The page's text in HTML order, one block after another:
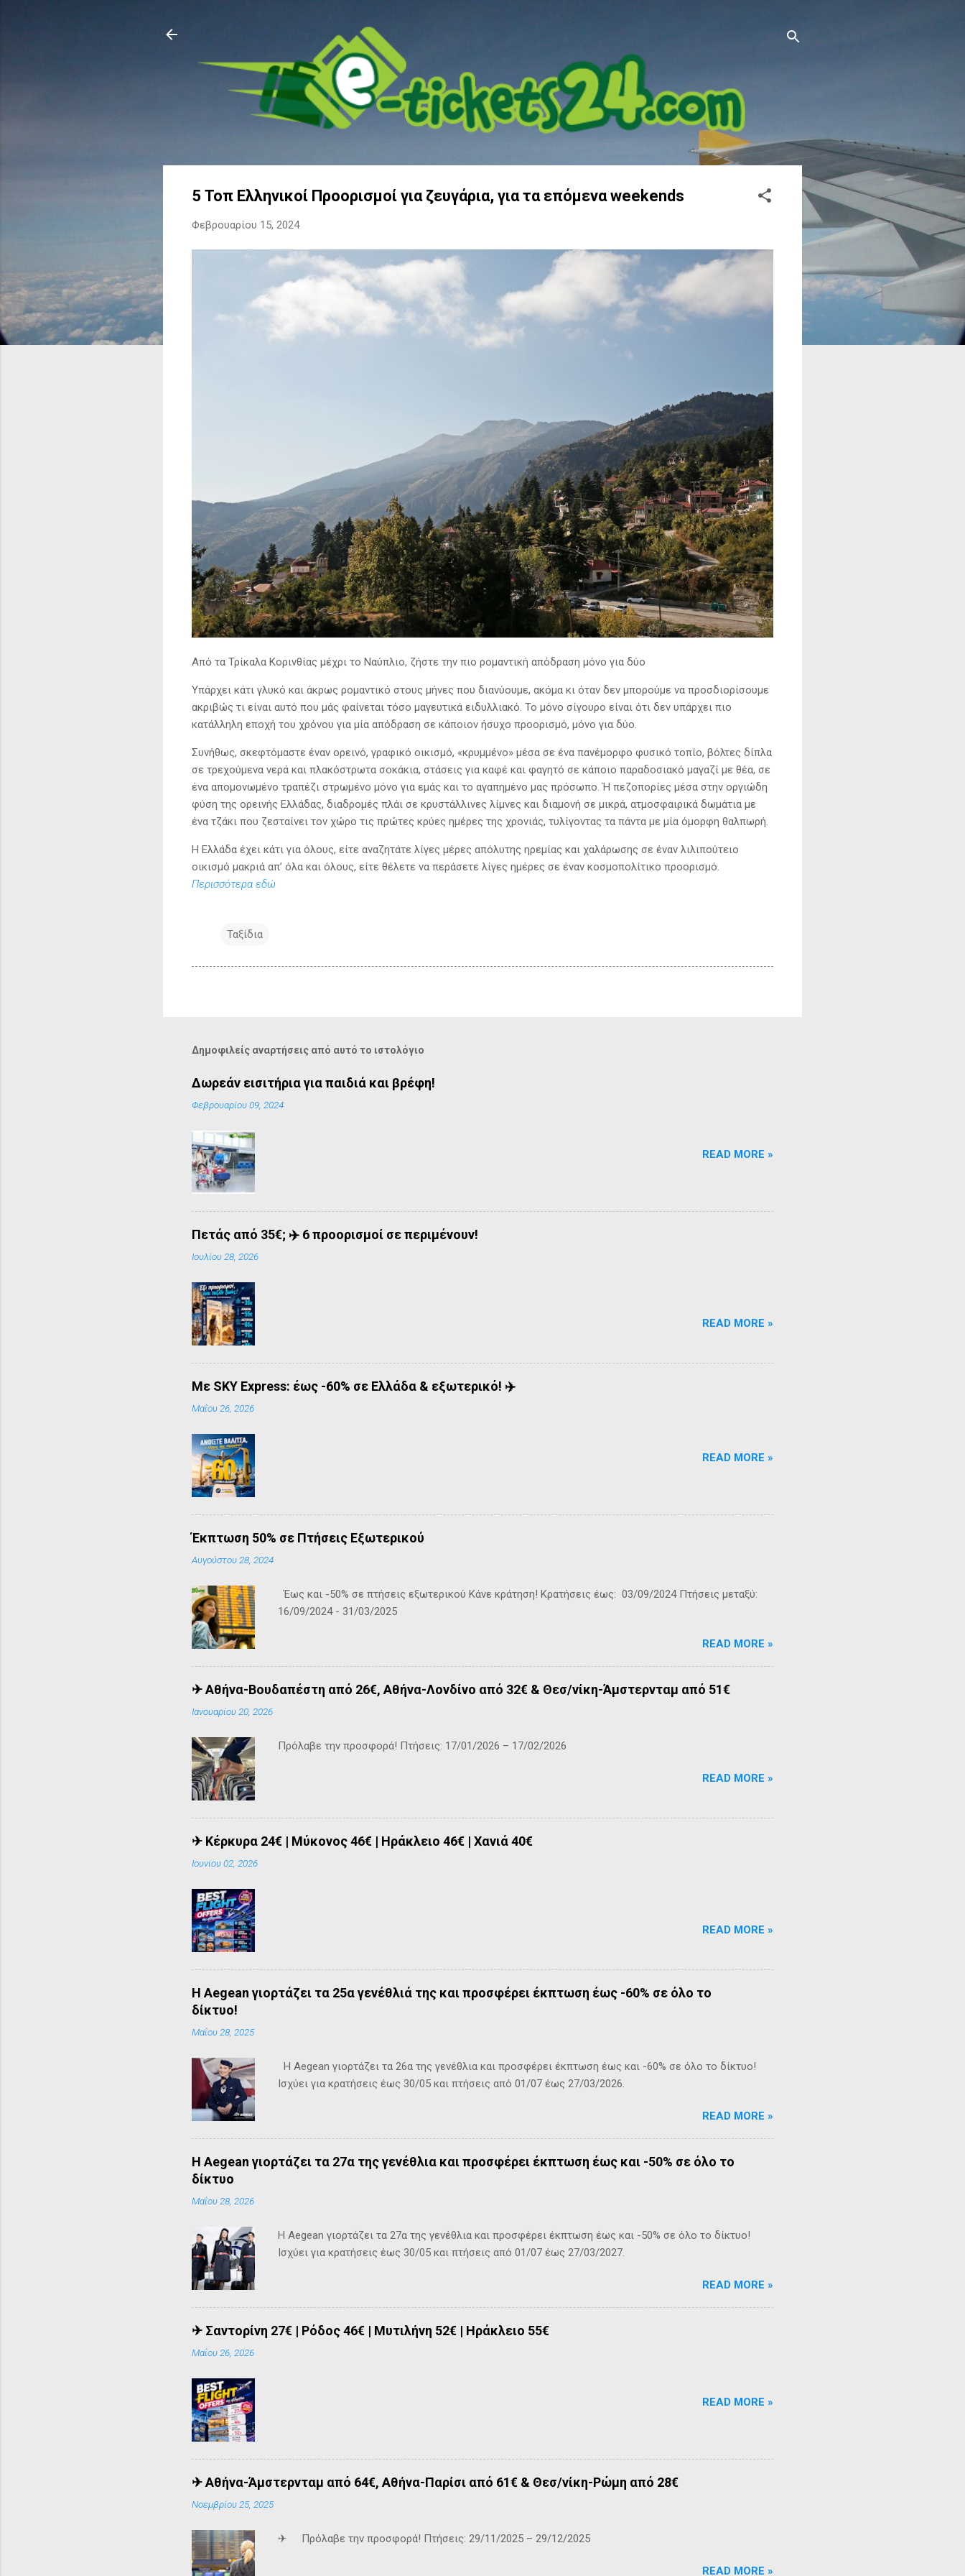
5 Τοπ Ελληνικοί Προορισμοί για ζευγάρια, για τα επόμενα weekends
Φεβρουαρίου 15, 2024
Από τα Τρίκαλα Κορινθίας μέχρι το Ναύπλιο, ζήστε την πιο ρομαντική απόδραση μόνο για δύο
Υπάρχει κάτι γλυκό και άκρως ρομαντικό στους μήνες που διανύουμε, ακόμα κι όταν δεν μπορούμε να προσδιορίσουμε
ακριβώς τι είναι αυτό που μάς φαίνεται τόσο μαγευτικά ειδυλλιακό. Το μόνο σίγουρο είναι ότι δεν υπάρχει πιο
κατάλληλη εποχή του χρόνου για μία απόδραση σε κάποιον ήσυχο προορισμό, μόνο για δύο.
Συνήθως, σκεφτόμαστε έναν ορεινό, γραφικό οικισμό, «κρυμμένο» μέσα σε ένα πανέμορφο φυσικό τοπίο, βόλτες δίπλα
σε τρεχούμενα νερά και πλακόστρωτα σοκάκια, στάσεις για καφέ και φαγητό σε κάποιο παραδοσιακό μαγαζί με θέα, σε
ένα απομονωμένο τραπέζι στρωμένο μόνο για εμάς και το αγαπημένο μας πρόσωπο. Ή πεζοπορίες μέσα στην οργιώδη
φύση της ορεινής Ελλάδας, διαδρομές πλάι σε κρυστάλλινες λίμνες και διαμονή σε μικρά, ατμοσφαιρικά δωμάτια με
ένα τζάκι που ζεσταίνει τον χώρο τις πρώτες κρύες ημέρες της χρονιάς, τυλίγοντας τα πάντα με μία όμορφη θαλπωρή.
Η Ελλάδα έχει κάτι για όλους, είτε αναζητάτε λίγες μέρες απόλυτης ηρεμίας και χαλάρωσης σε έναν λιλιπούτειο
οικισμό μακριά απ’ όλα και όλους, είτε θέλετε να περάσετε λίγες ημέρες σε έναν κοσμοπολίτικο προορισμό.
Περισσότερα εδώ
Ταξίδια
Δημοφιλείς αναρτήσεις από αυτό το ιστολόγιο
Δωρεάν εισιτήρια για παιδιά και βρέφη!
Φεβρουαρίου 09, 2024
READ MORE »
Πετάς από 35€; ✈️ 6 προορισμοί σε περιμένουν!
Ιουλίου 28, 2026
READ MORE »
Mε SKY Express: έως -60% σε Ελλάδα & εξωτερικό! ✈️
Μαΐου 26, 2026
READ MORE »
Έκπτωση 50% σε Πτήσεις Εξωτερικού
Αυγούστου 28, 2024
Έως και -50% σε πτήσεις εξωτερικού Kάνε κράτηση! Κρατήσεις έως: 03/09/2024 Πτήσεις μεταξύ:
16/09/2024 - 31/03/2025
READ MORE »
✈ Αθήνα-Βουδαπέστη από 26€, Αθήνα-Λονδίνο από 32€ & Θεσ/νίκη-Άμστερνταμ από 51€
Ιανουαρίου 20, 2026
Πρόλαβε την προσφορά! Πτήσεις: 17/01/2026 – 17/02/2026
READ MORE »
✈ Κέρκυρα 24€ | Μύκονος 46€ | Ηράκλειο 46€ | Χανιά 40€
Ιουνίου 02, 2026
READ MORE »
Η Aegean γιορτάζει τα 25α γενέθλιά της και προσφέρει έκπτωση έως -60% σε όλο το
δίκτυο!
Μαΐου 28, 2025
Η Aegean γιορτάζει τα 26α της γενέθλια και προσφέρει έκπτωση έως και -60% σε όλο το δίκτυο!
Ισχύει για κρατήσεις έως 30/05 και πτήσεις από 01/07 έως 27/03/2026.
READ MORE »
Η Aegean γιορτάζει τα 27α της γενέθλια και προσφέρει έκπτωση έως και -50% σε όλο το
δίκτυο
Μαΐου 28, 2026
Η Aegean γιορτάζει τα 27α της γενέθλια και προσφέρει έκπτωση έως και -50% σε όλο το δίκτυο!
Ισχύει για κρατήσεις έως 30/05 και πτήσεις από 01/07 έως 27/03/2027.
READ MORE »
✈ Σαντορίνη 27€ | Ρόδος 46€ | Μυτιλήνη 52€ | Ηράκλειο 55€
Μαΐου 26, 2026
READ MORE »
✈ Αθήνα-Άμστερνταμ από 64€, Αθήνα-Παρίσι από 61€ & Θεσ/νίκη-Ρώμη από 28€
Νοεμβρίου 25, 2025
✈ Πρόλαβε την προσφορά! Πτήσεις: 29/11/2025 – 29/12/2025
READ MORE »